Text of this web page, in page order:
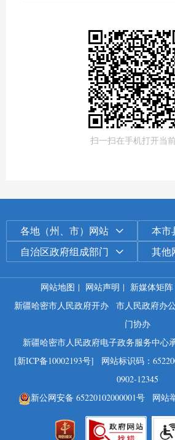
扫一扫在手机打开当
各地（州、市）网站
本市
自治区政府组成部门
其他
网站地图 | 网站声明 | 新媒体矩阵
新疆哈密市人民政府开办
市人民政府办
门协办
新疆哈密市人民政府电子政务服务中心
[新ICP备10002193号]
网站标识码：
0902-12345
新公网安备 65220102000001号
网站